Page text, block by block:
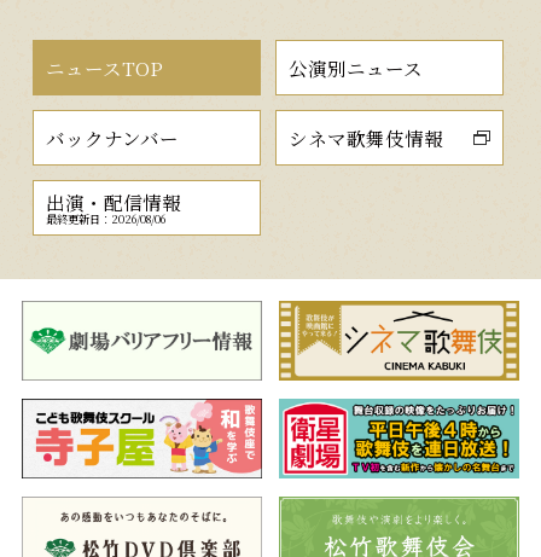
ニュースTOP 公演別ニュース
バックナンバー シネマ歌舞伎情報
出演・配信情報
最終更新日：2026/08/06